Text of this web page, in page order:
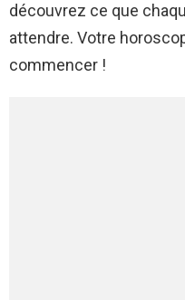
découvrez ce que
attendre. Votre
commencer !